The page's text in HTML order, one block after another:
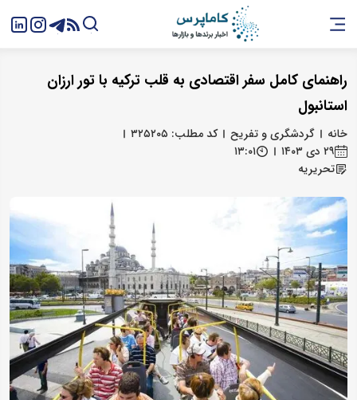
راهنمای کامل سفر اقتصادی به قلب ترکیه با تور ارزان
استانبول
خانه گردشگری و تفریح
کد مطلب: ۳۲۵۲۰۵
۲۹ دی ۱۴۰۳
۱۳:۰۱
تحریریه